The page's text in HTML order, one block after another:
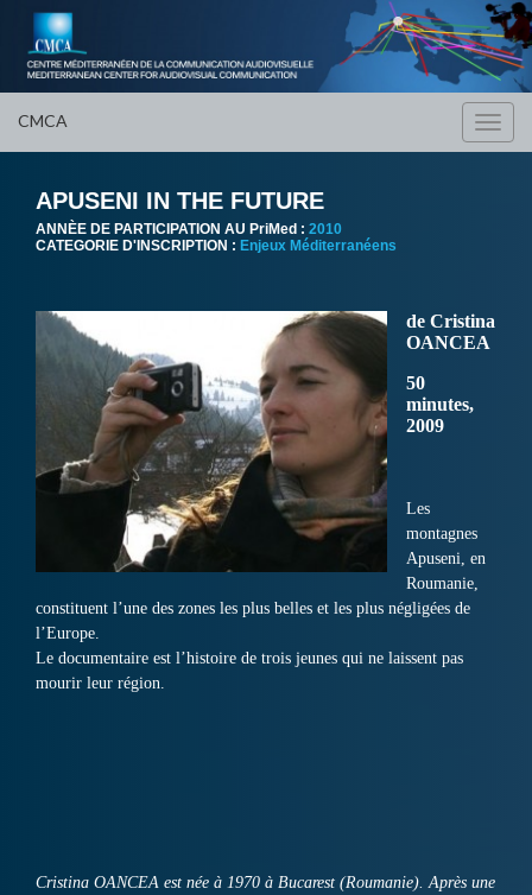
CMCA
APUSENI IN THE FUTURE
ANNÈE DE PARTICIPATION AU PriMed : 2010
CATEGORIE D'INSCRIPTION : Enjeux Méditerranéens
de Cristina
OANCEA
50
minutes,
2009
Les
montagnes
Apuseni, en
Roumanie,
constituent l’une des zones les plus belles et les plus négligées de
l’Europe.
Le documentaire est l’histoire de trois jeunes qui ne laissent pas
mourir leur région.
Cristina OANCEA est née à 1970 à Bucarest (Roumanie). Après une